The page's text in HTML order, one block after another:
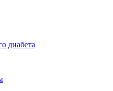
диабета